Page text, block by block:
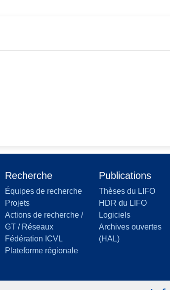
Recherche
Équipes de recherche
Projets
Actions de recherche /
GT / Réseaux
Fédération ICVL
Plateforme régionale
Publications
Thèses du LIFO
HDR du LIFO
Logiciels
Archives ouvertes
(HAL)